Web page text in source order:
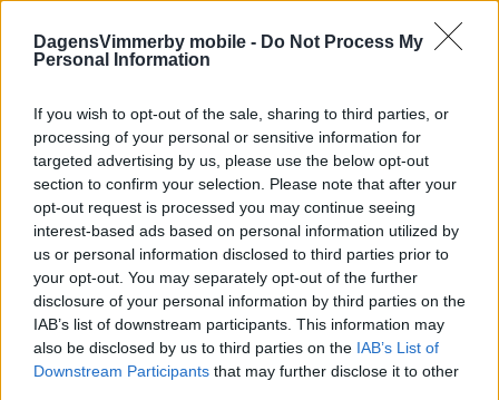
DagensVimmerby mobile - Do Not Process My
Personal Information
If you wish to opt-out of the sale, sharing to third parties, or
processing of your personal or sensitive information for
targeted advertising by us, please use the below opt-out
section to confirm your selection. Please note that after your
opt-out request is processed you may continue seeing
interest-based ads based on personal information utilized by
us or personal information disclosed to third parties prior to
your opt-out. You may separately opt-out of the further
disclosure of your personal information by third parties on the
IAB’s list of downstream participants. This information may
also be disclosed by us to third parties on the IAB’s List of
Downstream Participants that may further disclose it to other
”Ugnen hann inte med”
NYHETER 15 februari 2024 16.35
Annons:
VIDEO: Se mästerkocken göra nattens
allra första semlor